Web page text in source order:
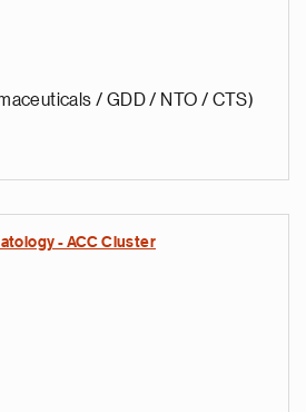
/ GDD / NTO / CTS)
- ACC Cluster